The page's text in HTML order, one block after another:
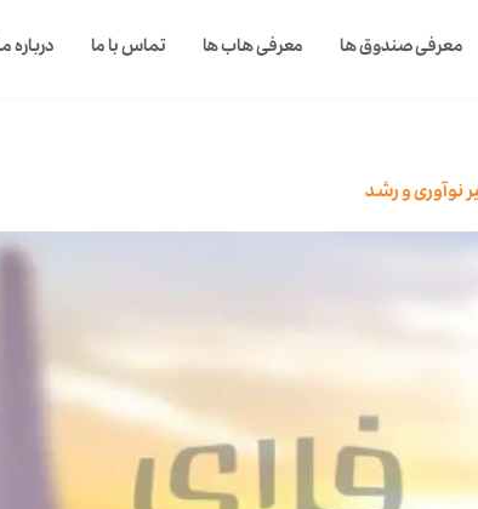
معرفی صندوق ها معرفی هاب ها تماس با ما درباره
نوآوری و رشد